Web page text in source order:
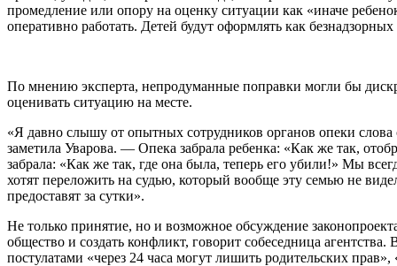
промедление или опору на оценку ситуации как «иначе
оперативно работать. Детей будут оформлять как
По мнению эксперта, непродуманные поправки могли бы
оценивать ситуацию на месте.
«Я давно слышу от опытных сотрудников органов опеки
заметила Уварова. — Опека забрала ребенка: «Как же так,
забрала: «Как же так, где она была, теперь его убили!» Мы
хотят переложить на судью, который вообще эту семью не
предоставят за сутки».
Не только принятие, но и возможное обсуждение
общество и создать конфликт, говорит собеседница
постулатами «через 24 часа могут лишить родительских